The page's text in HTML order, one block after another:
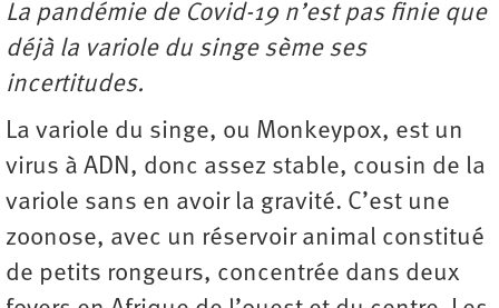
La pandémie de Covid-19 n’est pas finie que
déjà la variole du singe sème ses
incertitudes.
La variole du singe, ou Monkeypox, est un
virus à ADN, donc assez stable, cousin de la
variole sans en avoir la gravité. C’est une
zoonose, avec un réservoir animal constitué
de petits rongeurs, concentrée dans deux